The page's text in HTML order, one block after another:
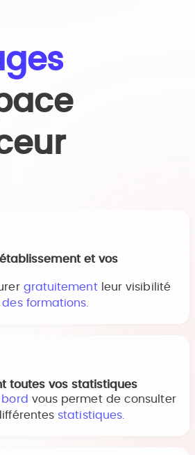
et vos
gratuitementleur visibilité
formations.
toutes vos statistiques
vous permet de consulter
statistiques.